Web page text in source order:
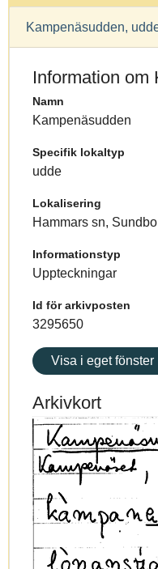
Kampenäsudden,
Information om
Namn
Kampenäsudden
Specifik lokaltyp
udde
Lokalisering
Hammars sn,
Informationstyp
Uppteckningar
Id för arkivposten
3295650
Visa i eget fönster
Arkivkort